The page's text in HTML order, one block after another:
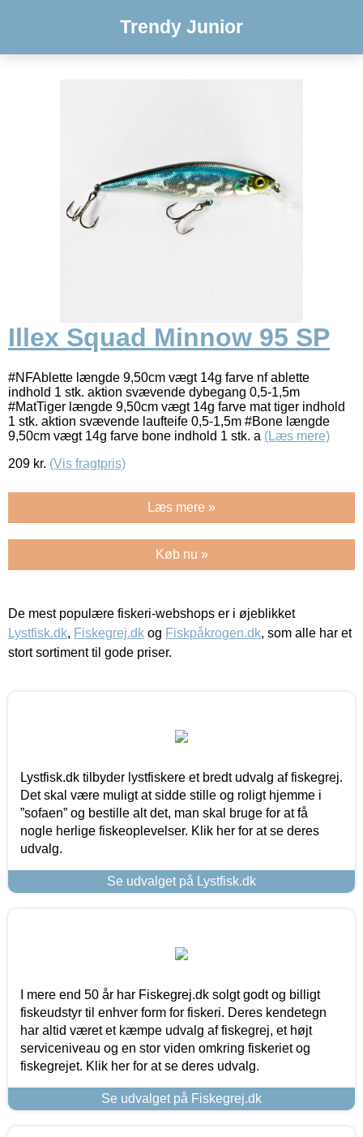
Trendy Junior
Illex Squad Minnow 95 SP
#NFAblette længde 9,50cm vægt 14g farve nf ablette
indhold 1 stk. aktion svævende dybegang 0,5-1,5m
#MatTiger længde 9,50cm vægt 14g farve mat tiger indhold
1 stk. aktion svævende laufteife 0,5-1,5m #Bone længde
9,50cm vægt 14g farve bone indhold 1 stk. a (Læs mere)
209 kr. (Vis fragtpris)
Læs mere »
Køb nu »
De mest populære fiskeri-webshops er i øjeblikket
Lystfisk.dk, Fiskegrej.dk og Fiskpåkrogen.dk, som alle har et
stort sortiment til gode priser.
Lystfisk.dk tilbyder lystfiskere et bredt udvalg af fiskegrej.
Det skal være muligt at sidde stille og roligt hjemme i
”sofaen” og bestille alt det, man skal bruge for at få
nogle herlige fiskeoplevelser. Klik her for at se deres
udvalg.
Se udvalget på Lystfisk.dk
I mere end 50 år har Fiskegrej.dk solgt godt og billigt
fiskeudstyr til enhver form for fiskeri. Deres kendetegn
har altid været et kæmpe udvalg af fiskegrej, et højt
serviceniveau og en stor viden omkring fiskeriet og
fiskegrejet. Klik her for at se deres udvalg.
Se udvalget på Fiskegrej.dk